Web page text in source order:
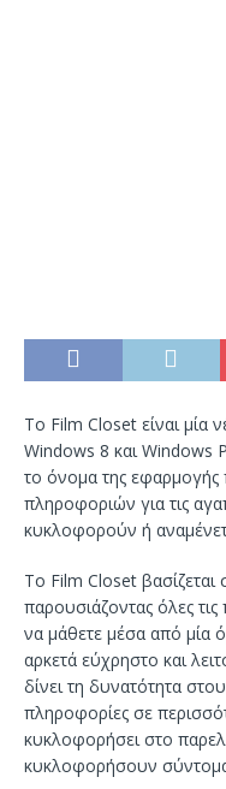
Το Film Closet είναι μία
Windows 8 και Windows
το όνομα της εφαρμογής
πληροφοριών για τις
κυκλοφορούν ή
Το Film Closet
παρουσιάζοντας όλες
να μάθετε μέσα από μία
αρκετά εύχρηστο και
δίνει τη δυνατότητα
πληροφορίες σε
κυκλοφορήσει στο
κυκλοφορήσουν